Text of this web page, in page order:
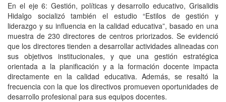
En el eje 6: Gestión, políticas y desarrollo educativo, Grisalidis
Hidalgo socializó también el estudio “Estilos de gestión y
liderazgo y su influencia en la calidad educativa”, basado en una
muestra de 230 directores de centros priorizados. Se evidenció
que los directores tienden a desarrollar actividades alineadas con
sus objetivos institucionales, y que una gestión estratégica
orientada a la planificación y a la formación docente impacta
directamente en la calidad educativa. Además, se resaltó la
frecuencia con la que los directivos promueven oportunidades de
desarrollo profesional para sus equipos docentes.